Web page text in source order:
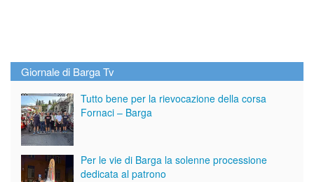
Giornale di Barga Tv
Tutto bene per la rievocazione della corsa
Fornaci – Barga
Per le vie di Barga la solenne processione
dedicata al patrono